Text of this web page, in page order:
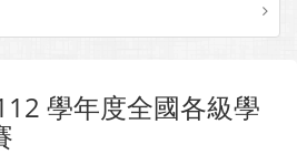
學年度全國各級學